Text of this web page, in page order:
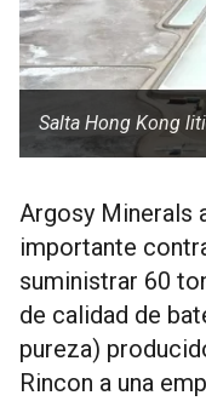
Salta Hong Kong
Argosy Minerals
importante
suministrar 60
de calidad de
pureza)
Rincon a una